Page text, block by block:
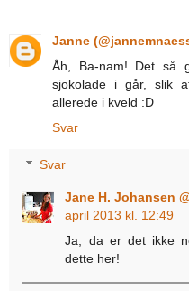
Janne
Åh, Ba-nam! Det så
sjokolade i går, slik
allerede i kveld :D
Svar
Svar
Jane H. Johansen
april 2013 kl. 12:49
Ja, da er det ikke
dette her!